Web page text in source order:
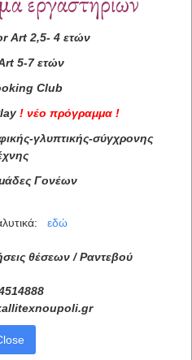
..
Art2,5- 4 ετών
5-7 ετών
Club
! νέο πρόγραμμα !
γλυπτικής-σύγχρονης
Γονέων
εδώ
θέσεων / Ραντεβού
.gr